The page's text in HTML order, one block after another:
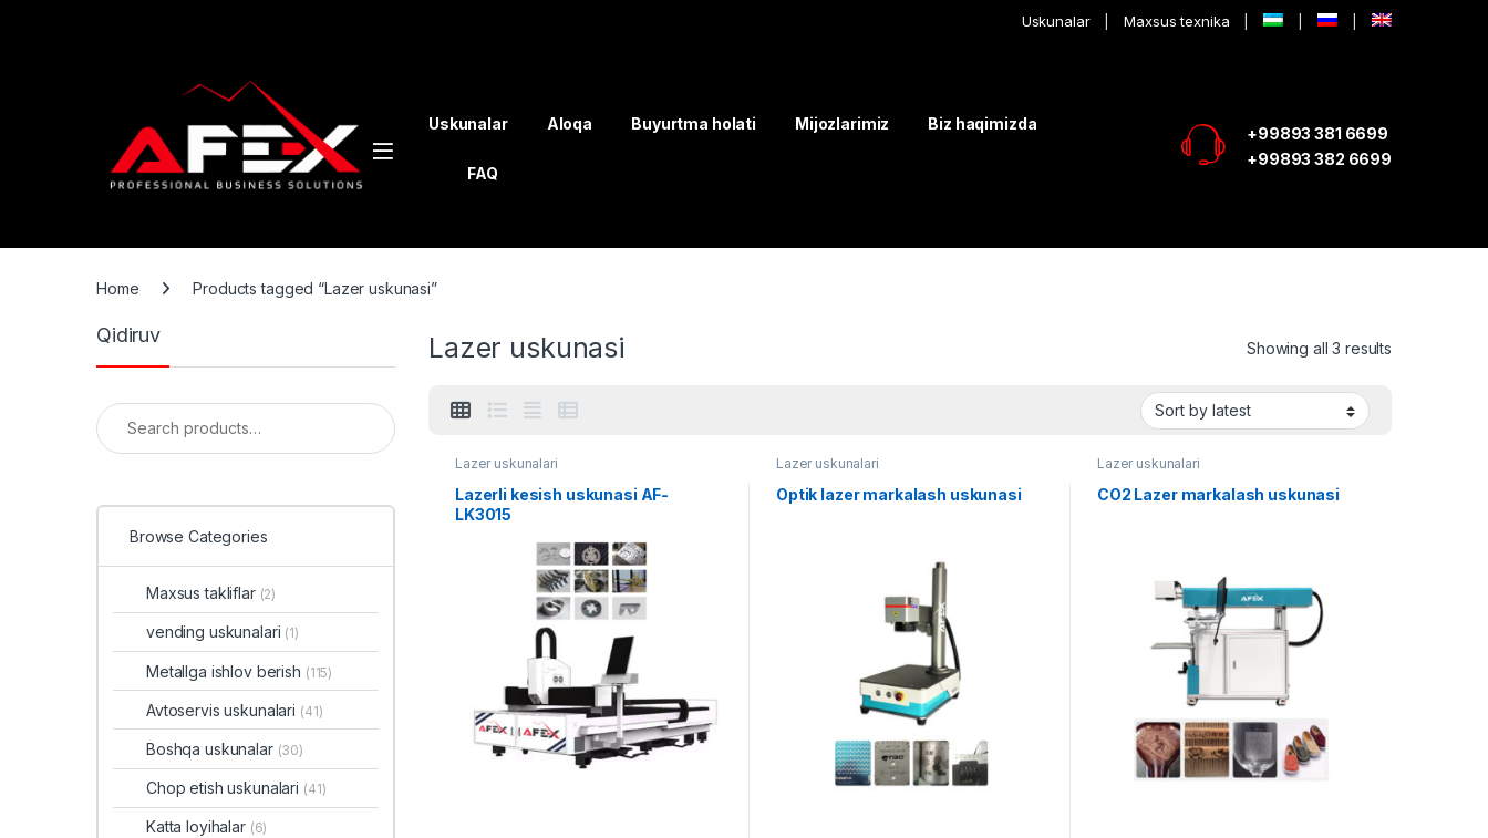
Uskunalar Maxsus texnika
Uskunalar Aloqa Buyurtma holati Mijozlarimiz Biz haqimizda
FAQ
+99893 381 6699
+99893 382 6699
Home Products tagged “Lazer uskunasi”
Lazer uskunasi Showing all 3 results
Lazer uskunalari
Lazerli kesish uskunasi AF-
LK3015
Lazer uskunalari
Optik lazer markalash uskunasi
Lazer uskunalari
CO2 Lazer markalash uskunasi
Qidiruv
Search for:
Browse Categories
Maxsus takliflar (2)
vending uskunalari (1)
Metallga ishlov berish (115)
Avtoservis uskunalari (41)
Boshqa uskunalar (30)
Chop etish uskunalari (41)
Katta loyihalar (6)